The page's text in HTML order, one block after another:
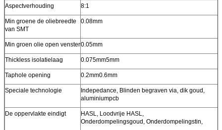
Aspectverhouding 8:1
Min groene de oliebreedte
van SMT
0.08mm
Min groen olie open venster0.05mm
Thickless isolatielaag 0.075mm5mm
Taphole opening 0.2mm0.6mm
Speciale technologie
Indepedance, Blinden begraven via, dik goud,
aluminiumpcb
De oppervlakte eindigt
HASL, Loodvrije HASL,
Onderdompelingsgoud, Onderdompelingstin,